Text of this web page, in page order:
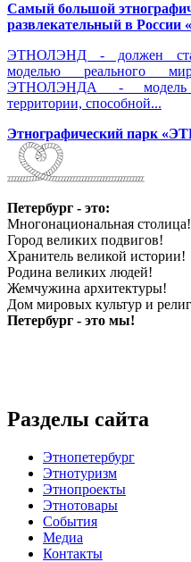
Самый большой
развлекательный в
ЭТНОЛЭНД - должен
моделью реального
ЭТНОЛЭНДА - модель
территории, способной...
Этнографический парк
Петербург - это:
Многонациональная столица!
Город великих подвигов!
Хранитель великой истории!
Родина великих людей!
Жемчужина архитектуры!
Дом мировых культур и
Петербург - это мы!
Разделы сайта
Этнопетербург
Этнотуризм
Этнопроекты
Этнотовары
События
Медиа
Контакты